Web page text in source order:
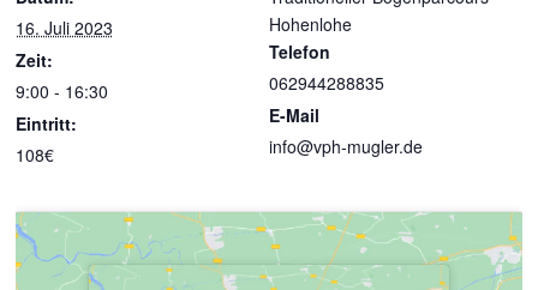
16. Juli 2023
Zeit:
9:00 - 16:30
Eintritt:
108€
Hohenlohe
Telefon
062944288835
E-Mail
info@vph-mugler.de